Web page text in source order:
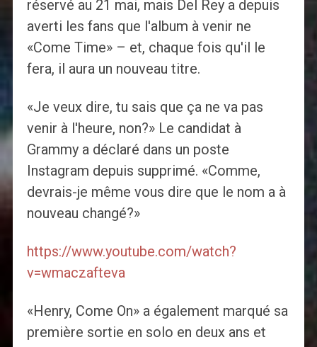
réservé au 21 mai, mais Del Rey a depuis
averti les fans que l'album à venir ne
«Come Time» – et, chaque fois qu'il le
fera, il aura un nouveau titre.
«Je veux dire, tu sais que ça ne va pas
venir à l'heure, non?» Le candidat à
Grammy a déclaré dans un poste
Instagram depuis supprimé. «Comme,
devrais-je même vous dire que le nom a à
nouveau changé?»
https://www.youtube.com/watch?
v=wmaczafteva
«Henry, Come On» a également marqué sa
première sortie en solo en deux ans et